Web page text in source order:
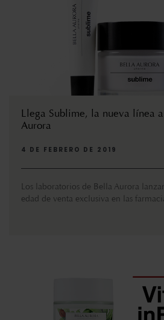
Llega Sublime, la nueva línea
Aurora
4 DE FEBRERO DE 2019
Los laboratorios de Bella Aurora
edad de venta exclusiva en las